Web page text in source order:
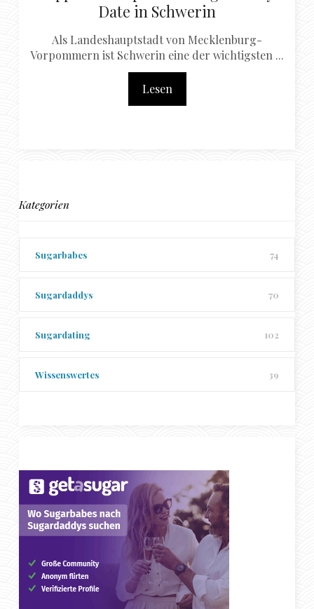
Date in Schwerin
Als Landeshauptstadt von Mecklenburg-
Vorpommern ist Schwerin eine der wichtigsten ...
Lesen
Kategorien
Sugarbabes 74
Sugardaddys 70
Sugardating 102
Wissenswertes 39